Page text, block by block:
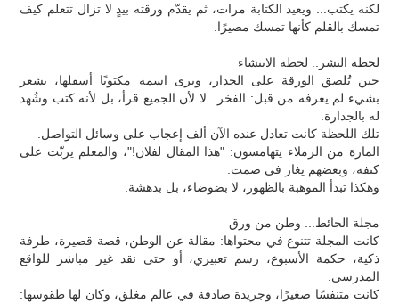
لكنه يكتب... ويعيد الكتابة مرات، ثم يقدّم ورقته بيدٍ لا تزال تتعلم كيف
تمسك بالقلم كأنها تمسك مصيرًا.
لحظة النشر.. لحظة الانتشاء
حين تُلصق الورقة على الجدار، ويرى اسمه مكتوبًا أسفلها، يشعر
بشيء لم يعرفه من قبل: الفخر.. لا لأن الجميع قرأ، بل لأنه كتب وشُهد
له بالجدارة.
تلك اللحظة كانت تعادل عنده الآن ألف إعجاب على وسائل التواصل.
المارة من الزملاء يتهامسون: "هذا المقال لفلان!"، والمعلم يربّت على
كتفه، وبعضهم يغار في صمت.
وهكذا تبدأ الموهبة بالظهور، لا بضوضاء، بل بدهشة.
مجلة الحائط... وطن من ورق
كانت المجلة تتنوع في محتواها: مقالة عن الوطن، قصة قصيرة، طرفة
ذكية، حكمة الأسبوع، رسم تعبيري، أو حتى نقد غير مباشر للواقع
المدرسي.
كانت متنفسًا صغيرًا، وجريدة صادقة في عالم مغلق، وكان لها طقوسها: